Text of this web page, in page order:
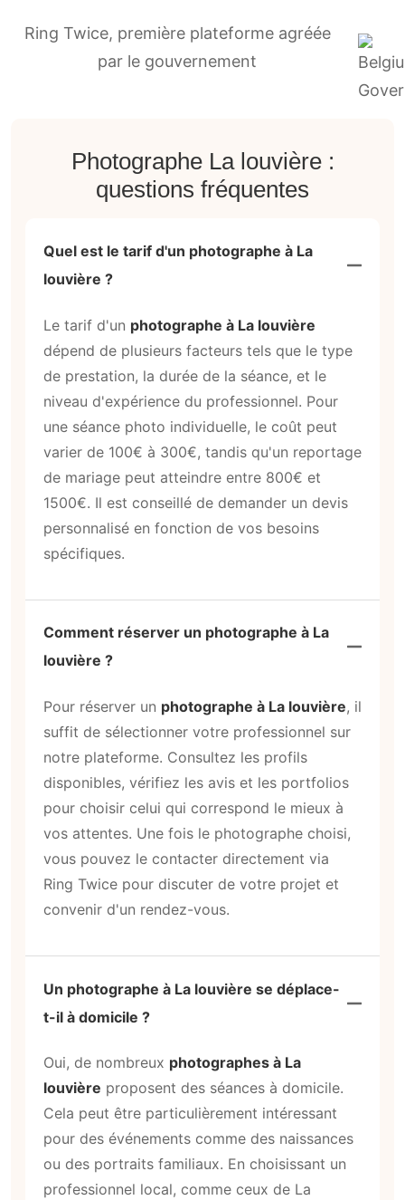
Ring Twice, première plateforme agréée
par le gouvernement
Photographe La louvière :
questions fréquentes
Quel est le tarif d'un photographe à La
louvière ?
Le tarif d'un photographe à La louvière
dépend de plusieurs facteurs tels que le type
de prestation, la durée de la séance, et le
niveau d'expérience du professionnel. Pour
une séance photo individuelle, le coût peut
varier de 100€ à 300€, tandis qu'un reportage
de mariage peut atteindre entre 800€ et
1500€. Il est conseillé de demander un devis
personnalisé en fonction de vos besoins
spécifiques.
Comment réserver un photographe à La
louvière ?
Pour réserver un photographe à La louvière, il
suffit de sélectionner votre professionnel sur
notre plateforme. Consultez les profils
disponibles, vérifiez les avis et les portfolios
pour choisir celui qui correspond le mieux à
vos attentes. Une fois le photographe choisi,
vous pouvez le contacter directement via
Ring Twice pour discuter de votre projet et
convenir d'un rendez-vous.
Un photographe à La louvière se déplace-
t-il à domicile ?
Oui, de nombreux photographes à La
louvière proposent des séances à domicile.
Cela peut être particulièrement intéressant
pour des événements comme des naissances
ou des portraits familiaux. En choisissant un
professionnel local, comme ceux de La